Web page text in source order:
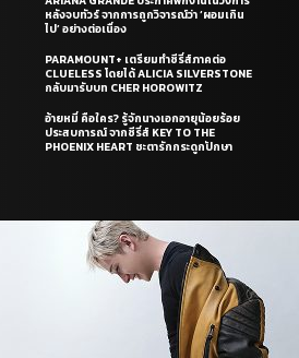
หลังจบทัวร์ จากการถูกวิจารณ์ว่า ‘ผอมเกิน
ไป’ อย่างต่อเนื่อง
PARAMOUNT+ เตรียมทำซีรี่ส์ภาคต่อ
CLUELESS โดยได้ ALICIA SILVERSTONE
กลับมารับบท CHER HOROWITZ
อ้ายหมี่ คือใคร? รู้จักนางเอกอายุน้อยร้อย
ประสบการณ์ จากซีรี่ส์ KEY TO THE
PHOENIX HEART ชะตารักกระดูกปักษา